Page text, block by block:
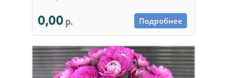
0,00 р. Подробнее